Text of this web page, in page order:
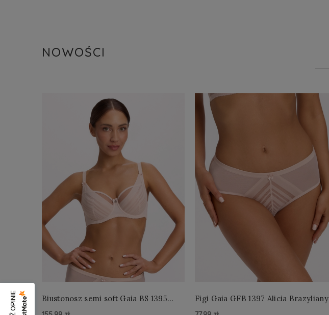
NOWOŚCI
Biustonosz semi soft Gaia BS 1395
Figi Gaia GFB 1397 Alicia Brazyliany